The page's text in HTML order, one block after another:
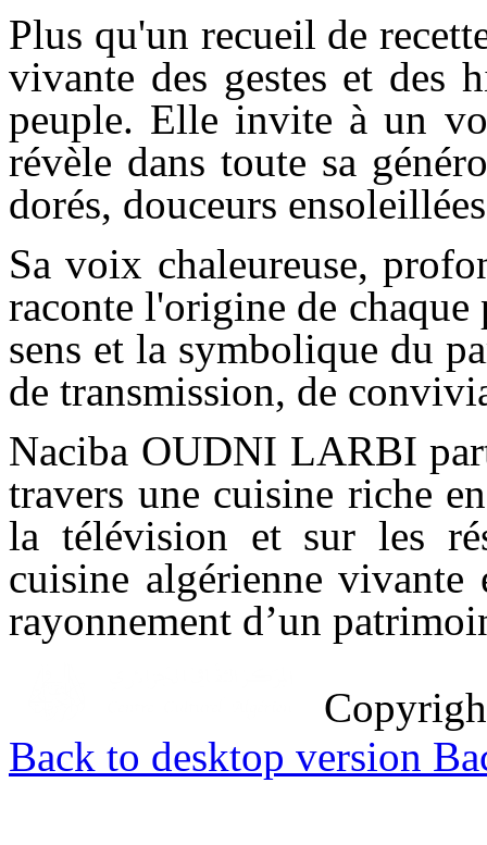
Plus qu'un recueil de
vivante des gestes et des
peuple. Elle invite à un
révèle dans toute sa
dorés, douceurs
Sa voix chaleureuse,
raconte l'origine de chaque
sens et la symbolique du
de transmission, de
Naciba OUDNI LARBI
travers une cuisine riche
la télévision et sur les
cuisine algérienne
rayonnement d’un
Back to desktop version